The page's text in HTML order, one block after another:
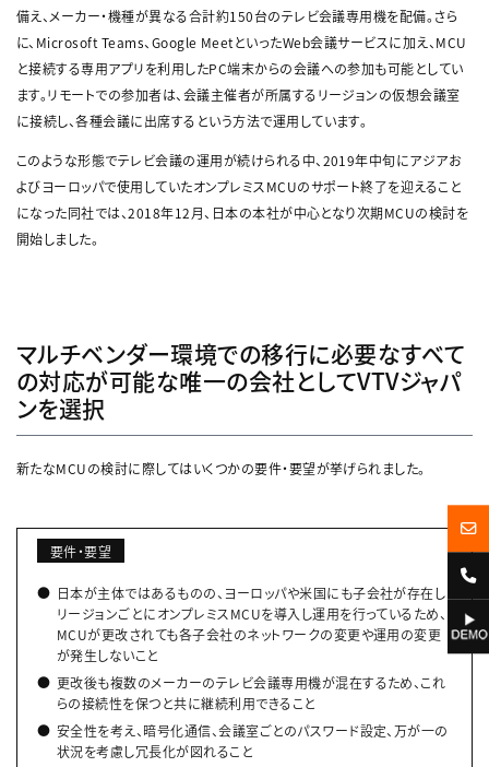
備え、メーカー・機種が異なる合計約150台のテレビ会議専用機を配備。さら
に、Microsoft Teams、Google MeetといったWeb会議サービスに加え、MCU
と接続する専用アプリを利用したPC端末からの会議への参加も可能としてい
ます。リモートでの参加者は、会議主催者が所属するリージョンの仮想会議室
に接続し、各種会議に出席するという方法で運用しています。
このような形態でテレビ会議の運用が続けられる中、2019年中旬にアジアお
よびヨーロッパで使用していたオンプレミスMCUのサポート終了を迎えること
になった同社では、2018年12月、日本の本社が中心となり次期MCUの検討を
開始しました。
マルチベンダー環境での移行に必要なすべて
の対応が可能な唯一の会社としてVTVジャパ
ンを選択
新たなMCUの検討に際してはいくつかの要件・要望が挙げられました。
要件・要望
日本が主体ではあるものの、ヨーロッパや米国にも子会社が存在し
リージョンごとにオンプレミスMCUを導入し運用を行っているため、
MCUが更改されても各子会社のネットワークの変更や運用の変更
が発生しないこと
更改後も複数のメーカーのテレビ会議専用機が混在するため、これ
らの接続性を保つと共に継続利用できること
安全性を考え、暗号化通信、会議室ごとのパスワード設定、万が一の
状況を考慮し冗長化が図れること